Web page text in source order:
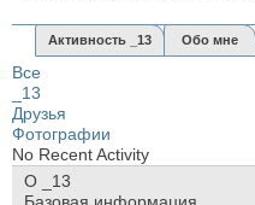
Активность _13 Обо мне
Все
_13
Друзья
Фотографии
No Recent Activity
О _13
Базовая информация